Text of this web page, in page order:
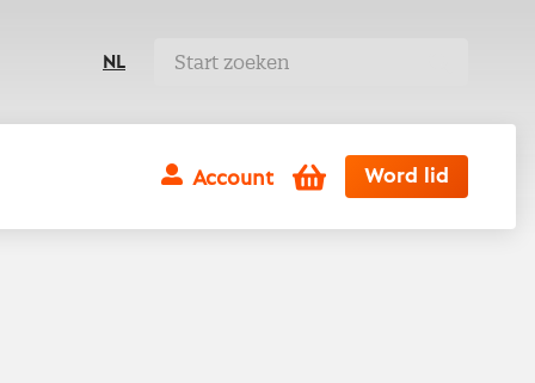
NL
Account Winkelwagen
Word lid